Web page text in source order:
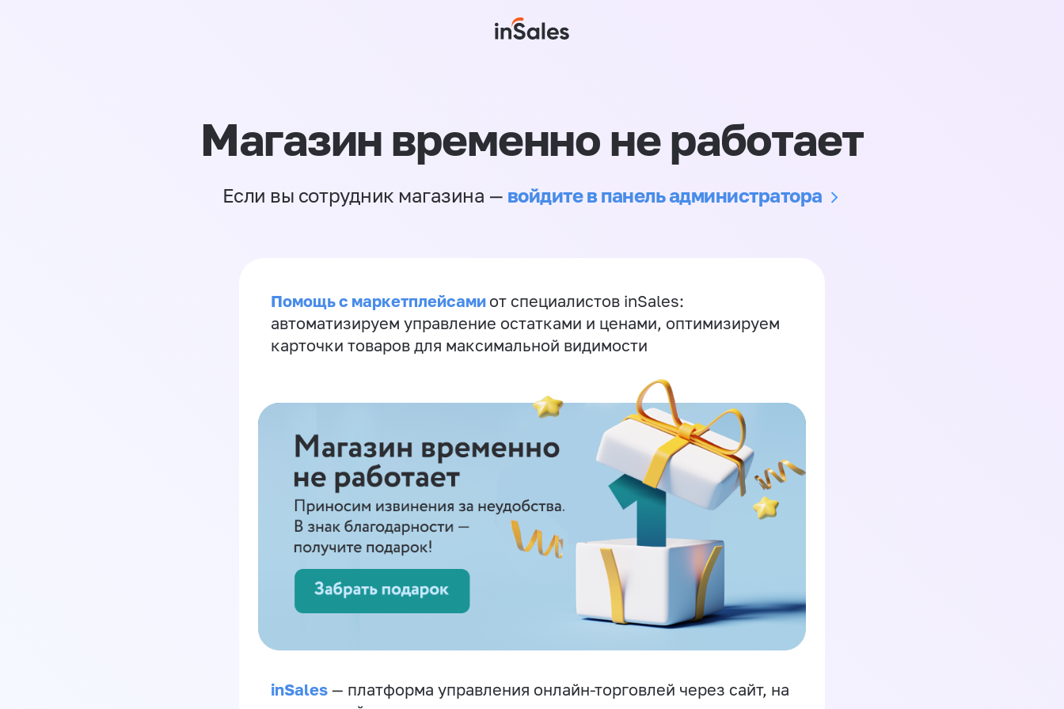
Магазин временно не работает
Если вы сотрудник магазина — войдите в панель администратора
Помощь с маркетплейсами от специалистов inSales:
автоматизируем управление остатками и ценами, оптимизируем
карточки товаров для максимальной видимости
inSales — платформа управления онлайн-торговлей через сайт, на